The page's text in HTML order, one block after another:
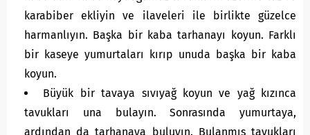
karabiber ekliyin ve ilaveleri ile birlikte güzelce
harmanlıyın. Başka bir kaba tarhanayı koyun. Farklı
bir kaseye yumurtaları kırıp unuda başka bir kaba
koyun.
Büyük bir tavaya sıvıyağ koyun ve yağ kızınca
tavukları una bulayın. Sonrasında yumurtaya,
ardından da tarhanaya buluyın. Bulanmış tavukları